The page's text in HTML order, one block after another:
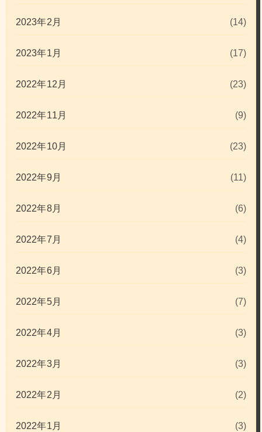
2023年2月 (14)
2023年1月 (17)
2022年12月 (23)
2022年11月 (9)
2022年10月 (23)
2022年9月 (11)
2022年8月 (6)
2022年7月 (4)
2022年6月 (3)
2022年5月 (7)
2022年4月 (3)
2022年3月 (3)
2022年2月 (2)
2022年1月 (3)